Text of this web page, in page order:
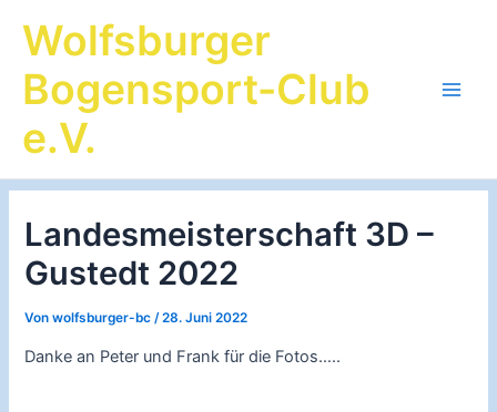
InhaltWolfsburger
Bogensport-Club
e.V.
Landesmeisterschaft 3D –
Gustedt 2022
Vonwolfsburger-bc /28. Juni 2022
Danke an Peter und Frank für die Fotos…..